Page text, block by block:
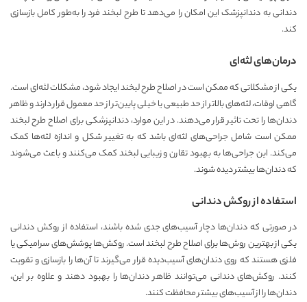
دندانی به دندانپزشک این امکان را می‌دهد تا طرح لبخند فرد را به‌طور کامل بازسازی
کند.
درمان‌های لثه‌ای
یکی از مشکلاتی که ممکن است در اصلاح طرح لبخند ایجاد شود، مشکلات لثه‌ای است.
گاهی اوقات، لثه‌های بالاتر از حد طبیعی یا خیلی پایین‌تر از حد معمول قرار دارند و ظاهر
دندان‌ها را تحت تاثیر قرار می‌دهند. در این موارد، دندانپزشکی برای اصلاح طرح لبخند
ممکن است شامل جراحی‌های لثه‌ای باشد که به تغییر شکل و اندازه لثه‌ها کمک
می‌کند. این جراحی‌ها به بهبود تقارن و زیبایی لبخند کمک می‌کنند و باعث می‌شوند
که دندان‌ها بیشتر دیده شوند.
استفاده از روکش دندانی
در صورتی که دندان‌ها دچار آسیب‌های جدی شده باشند، استفاده از روکش دندانی
یکی از بهترین روش‌ها برای اصلاح طرح لبخند است. روکش‌ها پوشش‌های سرامیکی یا
فلزی هستند که روی دندان‌های آسیب‌دیده قرار می‌گیرند تا آن‌ها را بازسازی و تقویت
کنند. روکش‌های دندانی می‌توانند ظاهر دندان‌ها را بهبود دهند و علاوه بر این،
دندان‌ها را از آسیب‌های بیشتر محافظت کنند.